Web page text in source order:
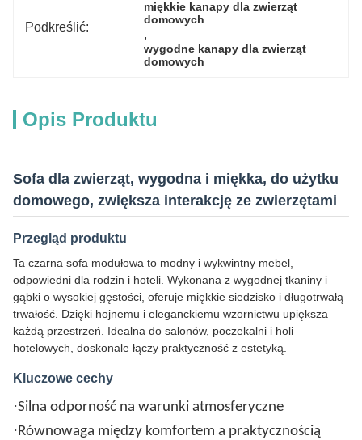
Podkreślić:
miękkie kanapy dla zwierząt
domowych
,
wygodne kanapy dla zwierząt
domowych
Opis Produktu
Sofa dla zwierząt, wygodna i miękka, do użytku
domowego, zwiększa interakcję ze zwierzętami
Przegląd produktu
Ta czarna sofa modułowa to modny i wykwintny mebel,
odpowiedni dla rodzin i hoteli. Wykonana z wygodnej tkaniny i
gąbki o wysokiej gęstości, oferuje miękkie siedzisko i długotrwałą
trwałość. Dzięki hojnemu i eleganckiemu wzornictwu upiększa
każdą przestrzeń. Idealna do salonów, poczekalni i holi
hotelowych, doskonale łączy praktyczność z estetyką.
Kluczowe cechy
·Silna odporność na warunki atmosferyczne
·Równowaga między komfortem a praktycznością